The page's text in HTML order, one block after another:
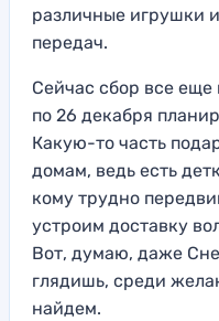
различные игрушки
передач.
Сейчас сбор все
по 26 декабря
Какую-то часть
домам, ведь есть
кому трудно
устроим доставку
Вот, думаю, даже
глядишь, среди
найдем.